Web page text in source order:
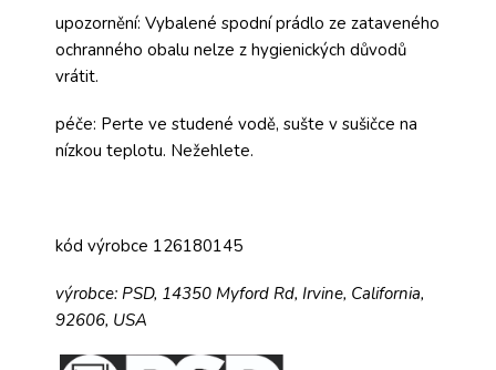
upozornění: Vybalené spodní prádlo ze zataveného
ochranného obalu nelze z hygienických důvodů
vrátit.
péče: Perte ve studené vodě, sušte v sušičce na
nízkou teplotu. Nežehlete.
kód výrobce 126180145
výrobce: PSD, 14350 Myford Rd, Irvine, California,
92606, USA